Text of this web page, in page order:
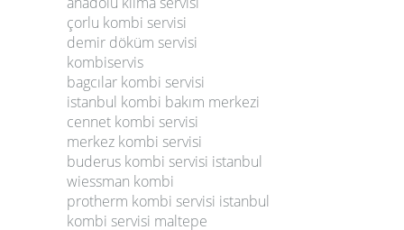
çorlu kombi servisi
demir döküm servisi
kombiservis
bagcılar kombi servisi
istanbul kombi bakım merkezi
cennet kombi servisi
merkez kombi servisi
buderus kombi servisi istanbul
wiessman kombi
protherm kombi servisi istanbul
kombi servisi maltepe